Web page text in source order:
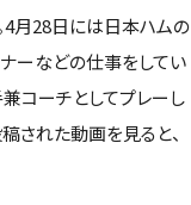
月28日には日本ハムの
ーなどの仕事をしてい
コーチとしてプレーし
された動画を見ると、